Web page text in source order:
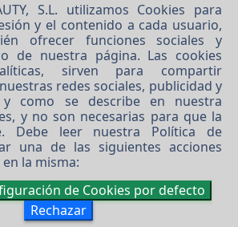
PERFECT BEAUTY, S.L.
Software XgestEvo
S.L. utilizamos Cookies para
y el contenido a cada usuario,
ofrecer funciones sociales y
de nuestra página. Las cookies
sirven para compartir
redes sociales, publicidad y
y como se describe en nuestra
, y no son necesarias para que la
Debe leer nuestra Política de
una de las siguientes acciones
la misma:
de Cookies por defecto
Rechazar